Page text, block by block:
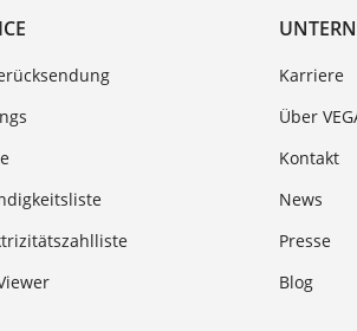
Karriere
Über
Kontakt
News
Presse
Blog